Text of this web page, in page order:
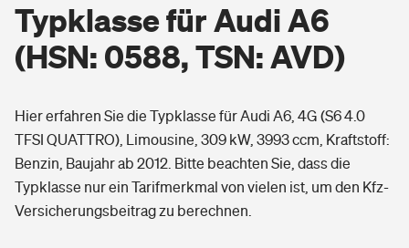
Berufsunfähigkeitsversicherung
Erwerbsunfähigkeitsversicherung
Grundfähigkeitsversicherung
Arbeitsrechtsschutz
Berufshaftpflichtversicherung
Wohnen
Elementarversicherung
Freizeit
Pri­vate Haft­pflicht­
Gesundheit
Typklasse für Audi A6
(HSN: 0588, TSN: AVD)
Hier erfahren Sie die Typklasse für Audi A6, 4G (S6 4.0
TFSI QUATTRO), Limousine, 309 kW, 3993 ccm, Kraftstoff:
Benzin, Baujahr ab 2012. Bitte beachten Sie, dass die
Typklasse nur ein Tarifmerkmal von vielen ist, um den Kfz-
Versicherungsbeitrag zu berechnen.